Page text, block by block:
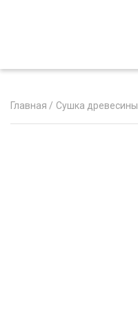
Главная / Сушка древесины